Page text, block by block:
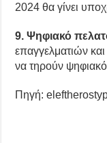
2024 θα γίνει
9. Ψηφιακό
επαγγελματιών
να τηρούν
Πηγή: